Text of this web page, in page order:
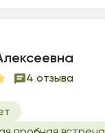
4 отзыва